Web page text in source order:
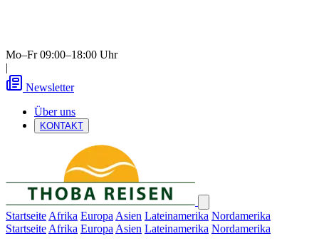
Mo–Fr 09:00–18:00 Uhr
|
Newsletter
Über uns
KONTAKT
Startseite Afrika Europa Asien Lateinamerika Nordamerika
Startseite Afrika Europa Asien Lateinamerika Nordamerika